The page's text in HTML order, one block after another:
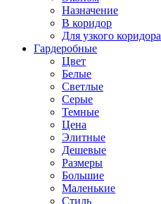
Назначение
В коридор
Для узкого коридора
Гардеробные
Цвет
Белые
Светлые
Серые
Темные
Цена
Элитные
Дешевые
Размеры
Большие
Маленькие
Стиль